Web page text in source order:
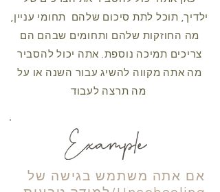
ילדיך, תוכל לתת סיכום שלהם תחומי עניין,
מה החוזקות שלהם ותחומים שבהם הם
צריכים תמיכה נוספת. אתה יכול להסביר
מה אתה מקווה להשיג עבור השנה או על
אם אתה משתמש בגישה של